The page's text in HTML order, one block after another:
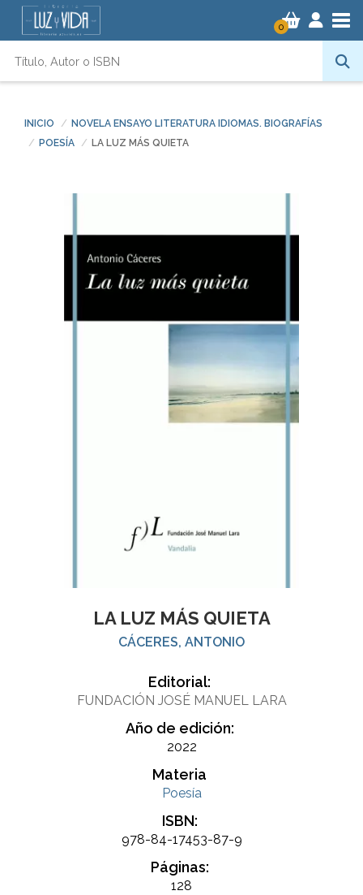
0
INICIO
NOVELA ENSAYO LITERATURA IDIOMAS. BIOGRAFÍAS
POESÍA
LA LUZ MÁS QUIETA
LA LUZ MÁS QUIETA
CÁCERES, ANTONIO
Editorial:
FUNDACIÓN JOSÉ MANUEL LARA
Año de edición:
2022
Materia
Poesía
ISBN:
978-84-17453-87-9
Páginas:
128